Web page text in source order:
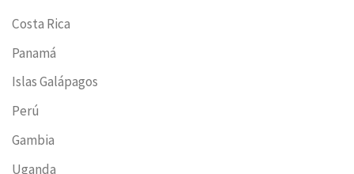
Costa Rica
Panamá
Islas Galápagos
Perú
Gambia
Uganda